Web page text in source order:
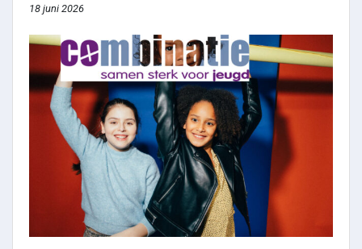
18 juni 2026